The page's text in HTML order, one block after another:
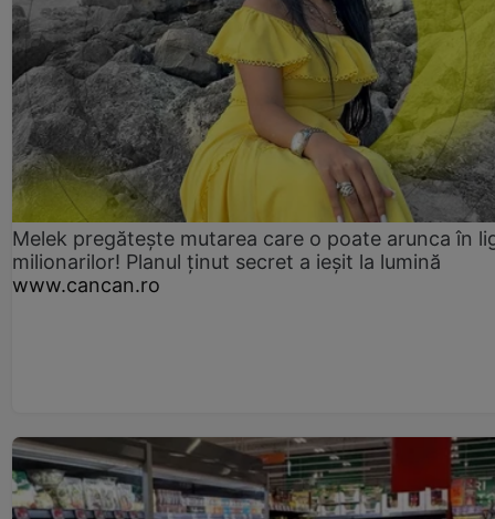
Melek pregătește mutarea care o poate arunca în
milionarilor! Planul ținut secret a ieșit la lumină
www.cancan.ro